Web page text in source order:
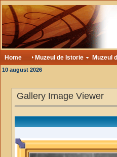
Home Muzeul de Istorie Muzeul
10 august 2026
Gallery Image Viewer